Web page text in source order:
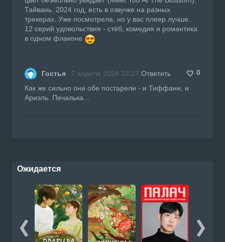
Тайвань. 2024 год, есть в озвучке на разных
трекерах. Уже посмотрела, но у вас плеер лучше.
12 серий удовольствия - стёб, комедия и романтика
в одном флаконе
Гостья 7 апреля 2024 23:27 Ответить
0
Как же сильно они обе постарели - и Тиффани, и
Ариэль. Печалька...
Ожидается